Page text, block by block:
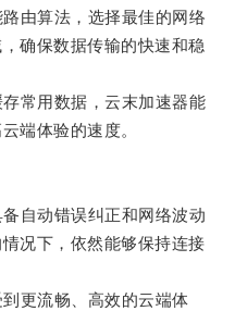
由算法，选择最佳的网络
确保数据传输的快速和稳
常用数据，云末加速器能
端体验的速度。
自动错误纠正和网络波动
况下，依然能够保持连接
更流畅、高效的云端体